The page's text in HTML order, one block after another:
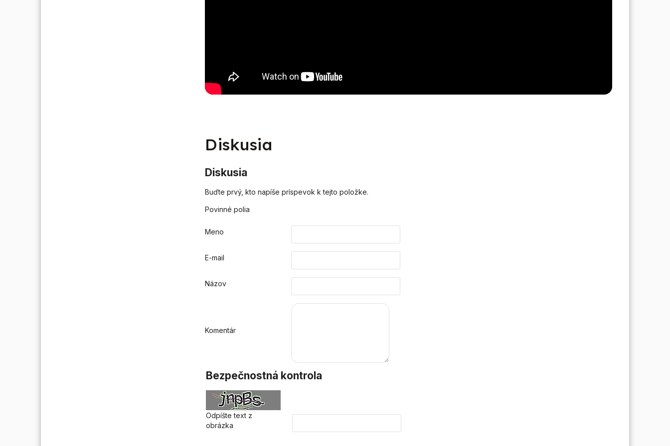
Diskusia
Diskusia
Buďte prvý, kto napíše príspevok k tejto položke.
Povinné polia
Meno
E-mail
Názov
Komentár
Bezpečnostná kontrola
Odpíšte text z
obrázka